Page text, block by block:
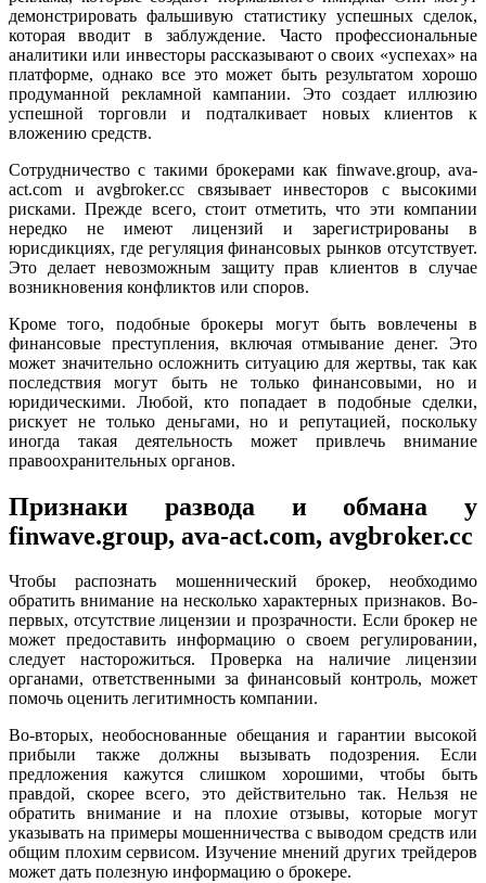
демонстрировать фальшивую статистику успешных сделок,
которая вводит в заблуждение. Часто профессиональные
аналитики или инвесторы рассказывают о своих «успехах» на
платформе, однако все это может быть результатом хорошо
продуманной рекламной кампании. Это создает иллюзию
успешной торговли и подталкивает новых клиентов к
вложению средств.
Сотрудничество с такими брокерами как finwave.group, ava-
act.com и avgbroker.cc связывает инвесторов с высокими
рисками. Прежде всего, стоит отметить, что эти компании
нередко не имеют лицензий и зарегистрированы в
юрисдикциях, где регуляция финансовых рынков отсутствует.
Это делает невозможным защиту прав клиентов в случае
возникновения конфликтов или споров.
Кроме того, подобные брокеры могут быть вовлечены в
финансовые преступления, включая отмывание денег. Это
может значительно осложнить ситуацию для жертвы, так как
последствия могут быть не только финансовыми, но и
юридическими. Любой, кто попадает в подобные сделки,
рискует не только деньгами, но и репутацией, поскольку
иногда такая деятельность может привлечь внимание
правоохранительных органов.
Признаки развода и обмана у
finwave.group, ava-act.com, avgbroker.cc
Чтобы распознать мошеннический брокер, необходимо
обратить внимание на несколько характерных признаков. Во-
первых, отсутствие лицензии и прозрачности. Если брокер не
может предоставить информацию о своем регулировании,
следует насторожиться. Проверка на наличие лицензии
органами, ответственными за финансовый контроль, может
помочь оценить легитимность компании.
Во-вторых, необоснованные обещания и гарантии высокой
прибыли также должны вызывать подозрения. Если
предложения кажутся слишком хорошими, чтобы быть
правдой, скорее всего, это действительно так. Нельзя не
обратить внимание и на плохие отзывы, которые могут
указывать на примеры мошенничества с выводом средств или
общим плохим сервисом. Изучение мнений других трейдеров
может дать полезную информацию о брокере.